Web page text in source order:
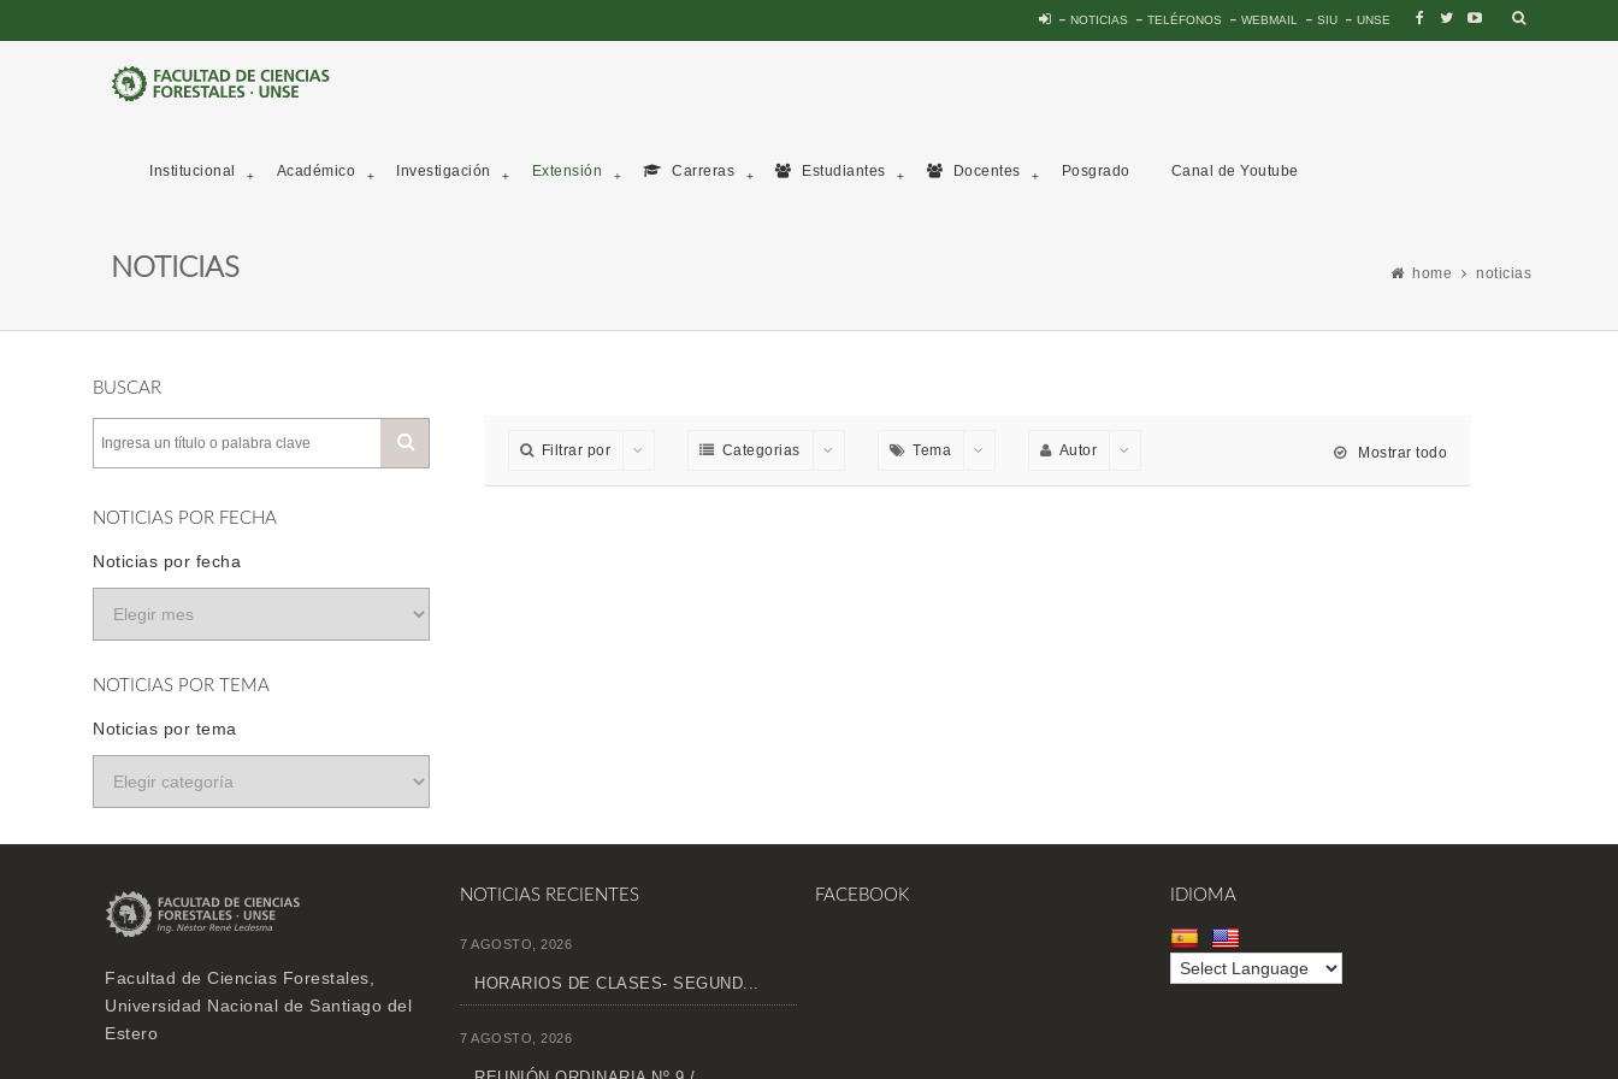
NOTICIAS TELÉFONOS WEBMAIL SIU UNSE
Institucional Académico Investigación Extensión Carreras Estudiantes Docentes Posgrado Canal de Youtube
NOTICIAS home noticias
BUSCAR
NOTICIAS POR FECHA
Noticias por fecha
NOTICIAS POR TEMA
Noticias por tema
Filtrar por Categorias Tema Autor Mostrar todo
Facultad de Ciencias Forestales,
Universidad Nacional de Santiago del
Estero
NOTICIAS RECIENTES
7 AGOSTO, 2026
HORARIOS DE CLASES- SEGUND...
7 AGOSTO, 2026
FACEBOOK IDIOMA